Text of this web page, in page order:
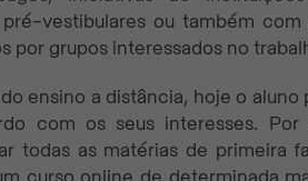
vestibulares ou também
por grupos interessados no
ensino a distância, hoje o
com os seus interesses.
todas as matérias de primeira